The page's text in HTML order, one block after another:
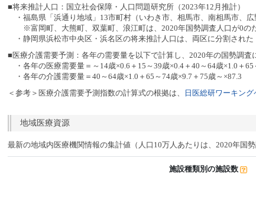
■将来推計人口：国立社会保障・人口問題研究所（2023年12月推計）
・福島県「浜通り地域」13市町村（いわき市、相馬市、南相馬市、
※富岡町、大熊町、双葉町、浪江町は、2020年国勢調査人口が0のた
・静岡県浜松市中央区・浜名区の将来推計人口は、両区に分割され
■医療介護需要予測：各年の需要量を以下で計算し、2020年の国勢調査
・各年の医療需要量＝～14歳×0.6＋15～39歳×0.4＋40～64歳×1.0＋65
・各年の介護需要量＝40～64歳×1.0＋65～74歳×9.7＋75歳～×87.3
＜参考＞医療介護需要予測指数の計算式の根拠は、
日医総研ワーキン
地域医療資源
最新の地域内医療機関情報の集計値（人口10万人あたりは、2020年国勢
施設種類別の施設数